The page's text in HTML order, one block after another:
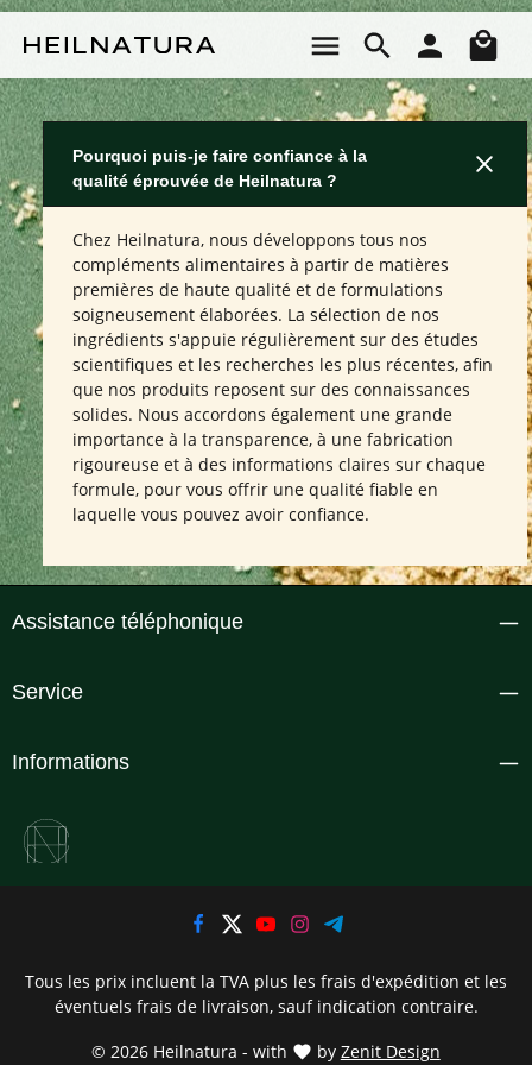
Pourquoi puis-je faire confiance à la
qualité éprouvée de Heilnatura ?
Chez Heilnatura, nous développons tous nos
compléments alimentaires à partir de matières
premières de haute qualité et de formulations
soigneusement élaborées. La sélection de nos
ingrédients s'appuie régulièrement sur des études
scientifiques et les recherches les plus récentes, afin
que nos produits reposent sur des connaissances
solides. Nous accordons également une grande
importance à la transparence, à une fabrication
rigoureuse et à des informations claires sur chaque
formule, pour vous offrir une qualité fiable en
laquelle vous pouvez avoir confiance.
Assistance téléphonique
Service
Informations
© 2026 Heilnatura - with by Zenit Design
Tous les prix incluent la TVA plus les frais d'expédition et les
éventuels frais de livraison, sauf indication contraire.